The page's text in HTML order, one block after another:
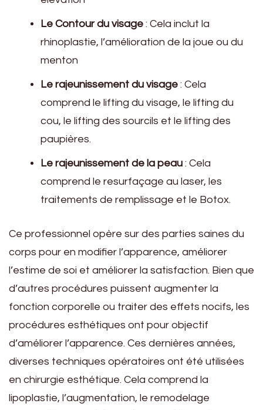
Le Contour du visage : Cela inclut la
rhinoplastie, l’amélioration de la joue ou du
menton
Le rajeunissement du visage : Cela
comprend le lifting du visage, le lifting du
cou, le lifting des sourcils et le lifting des
paupières.
Le rajeunissement de la peau : Cela
comprend le resurfaçage au laser, les
traitements de remplissage et le Botox.
Ce professionnel opère sur des parties saines du
corps pour en modifier l’apparence, améliorer
l’estime de soi et améliorer la satisfaction. Bien que
d’autres procédures puissent augmenter la
fonction corporelle ou traiter des effets nocifs, les
procédures esthétiques ont pour objectif
d’améliorer l’apparence. Ces dernières années,
diverses techniques opératoires ont été utilisées
en chirurgie esthétique. Cela comprend la
lipoplastie, l’augmentation, le remodelage